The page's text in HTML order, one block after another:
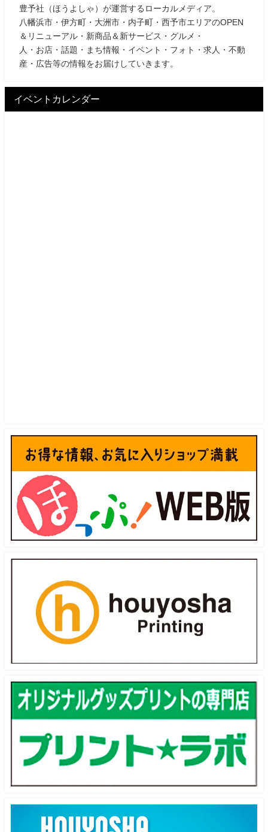
豊予社（ほうよしゃ）が運営するローカルメディア。
八幡浜市・伊方町・大洲市・内子町・西予市エリアのOPEN
＆リニューアル・新商品＆新サービス・グルメ・
人・お店・話題・まち情報・イベント・フォト・求人・不動
産・広告等の情報をお届けしていきます。
イベントカレンダー